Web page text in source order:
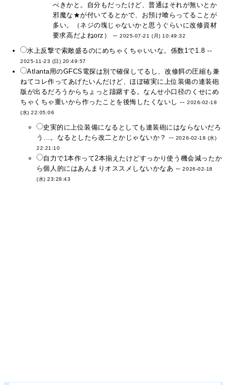
べきかと。自分もだったけど、普通はそれが無いとか
邪魔な★が付いてるとかで、お預け喰らってることが
多い。（ネジの塊じゃないかと思うぐらいに改修資材
要求高だよねorz） --2025-07-21 (月) 10:49:32
水上反撃で索敵盛るのにめちゃくちゃいいな。係数1で1.8 --
2025-11-23 (日) 20:49:57
Atlanta用のGFCS電探は別で確保してるし、改修餌の圧縮も兼
ねてコレ作ってあげたいんだけど、ほぼ確実に上位装備の連装砲
版が出るだろうからちょっと躊躇する。なんせ小口径のくせにめ
ちゃくちゃ重いから作ったことを後悔したくないし --2026-02-18
(水) 22:05:06
史実的に上位装備になるとしても連装砲にはならないだろ
う…。なるとしたら改二とかじゃないか？ -- 2026-02-18 (水)
22:21:10
自力で1本作って2本揃えたけどすっかり使う機会減ったか
ら個人的にはあんまりオススメしないかなあ --2026-02-18
(水) 23:28:43